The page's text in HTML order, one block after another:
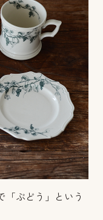
「ぶどう」という